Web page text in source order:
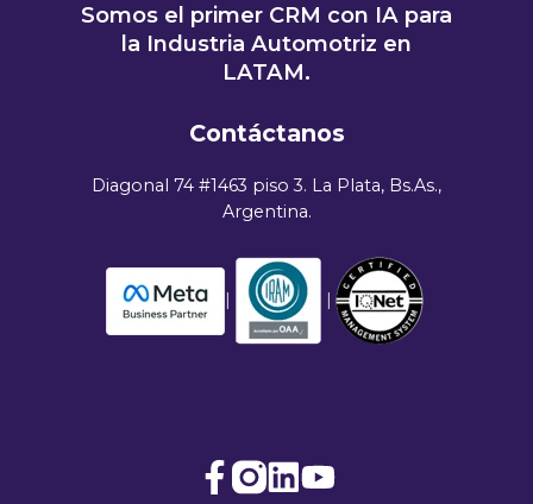
Somos el primer CRM con IA para
la Industria Automotriz en
LATAM.
Contáctanos
Diagonal 74 #1463 piso 3. La Plata, Bs.As.,
Argentina.
| |
JoinBrowse